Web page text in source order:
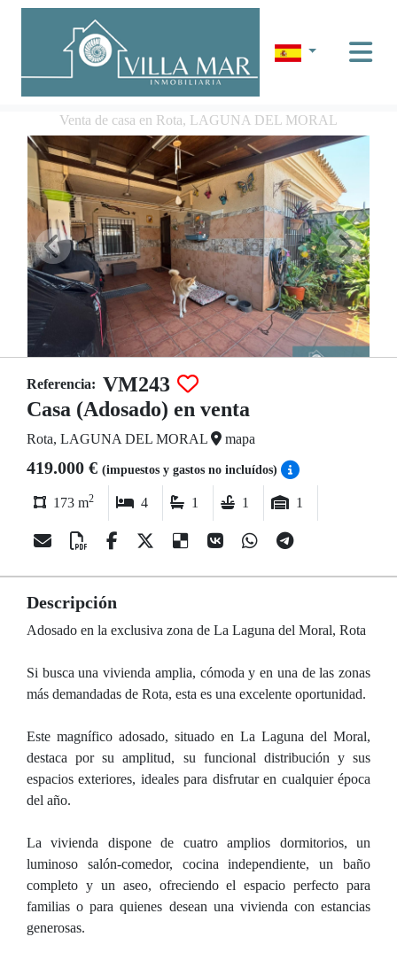
Venta de casa en Rota, LAGUNA DEL MORAL
Referencia: VM243
Casa (Adosado) en venta
Rota, LAGUNA DEL MORAL mapa
419.000 € (impuestos y gastos no incluídos)
173 m2 4 1 1 1
Descripción
Adosado en la exclusiva zona de La Laguna del Moral, Rota
Si busca una vivienda amplia, cómoda y en una de las zonas
más demandadas de Rota, esta es una excelente oportunidad.
Este magnífico adosado, situado en La Laguna del Moral,
destaca por su amplitud, su funcional distribución y sus
espacios exteriores, ideales para disfrutar en cualquier época
del año.
La vivienda dispone de cuatro amplios dormitorios, un
luminoso salón-comedor, cocina independiente, un baño
completo y un aseo, ofreciendo el espacio perfecto para
familias o para quienes desean una vivienda con estancias
generosas.